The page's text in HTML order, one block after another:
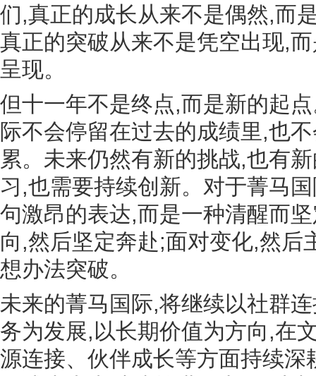
们,真正的成长从来不是偶然,而
真正的突破从来不是凭空出现,
呈现。
但十一年不是终点,而是新的起
际不会停留在过去的成绩里,也
累。未来仍然有新的挑战,也有
习,也需要持续创新。对于菁马
句激昂的表达,而是一种清醒而
向,然后坚定奔赴;面对变化,然后
想办法突破。
未来的菁马国际,将继续以社群
务为发展,以长期价值为方向,在
源连接、伙伴成长等方面持续